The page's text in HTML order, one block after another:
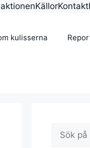
KällorKontakt
kulisserna
Sök